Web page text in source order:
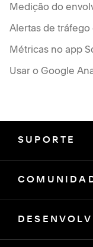
Medição do
Alertas de tráfego
Métricas no app
Usar o Google
SUPORTE